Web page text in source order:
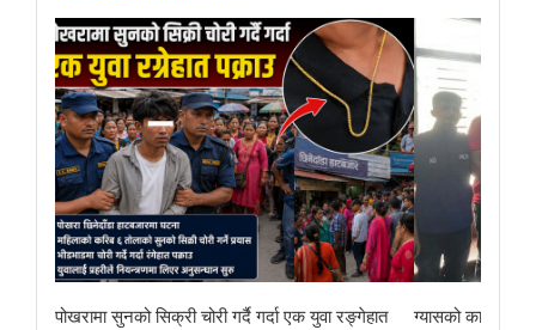
पोखरामा सुनको सिक्री चोरी गर्दै गर्दा एक युवा रङ्गेहात
ग्यासको